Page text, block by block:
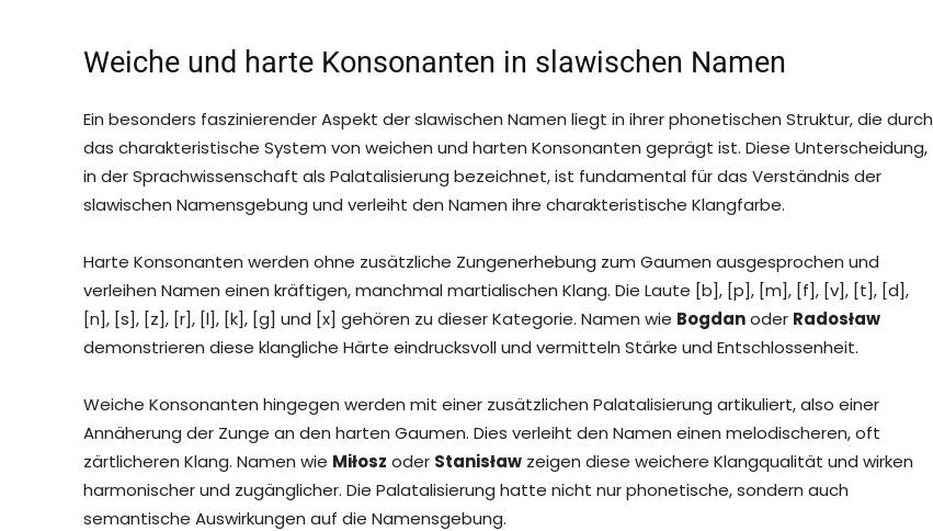
Weiche und harte Konsonanten in slawischen Namen
Ein besonders faszinierender Aspekt der slawischen Namen liegt in ihrer phonetischen Struktur, die durch
das charakteristische System von weichen und harten Konsonanten geprägt ist. Diese Unterscheidung,
in der Sprachwissenschaft als Palatalisierung bezeichnet, ist fundamental für das Verständnis der
slawischen Namensgebung und verleiht den Namen ihre charakteristische Klangfarbe.
Harte Konsonanten werden ohne zusätzliche Zungenerhebung zum Gaumen ausgesprochen und
verleihen Namen einen kräftigen, manchmal martialischen Klang. Die Laute [b], [p], [m], [f], [v], [t], [d],
[n], [s], [z], [r], [l], [k], [g] und [x] gehören zu dieser Kategorie. Namen wie Bogdanoder Radosław
demonstrieren diese klangliche Härte eindrucksvoll und vermitteln Stärke und Entschlossenheit.
Weiche Konsonanten hingegen werden mit einer zusätzlichen Palatalisierung artikuliert, also einer
Annäherung der Zunge an den harten Gaumen. Dies verleiht den Namen einen melodischeren, oft
zärtlicheren Klang. Namen wie Miłosz oder Stanisław zeigen diese weichere Klangqualität und wirken
harmonischer und zugänglicher. Die Palatalisierung hatte nicht nur phonetische, sondern auch
semantische Auswirkungen auf die Namensgebung.